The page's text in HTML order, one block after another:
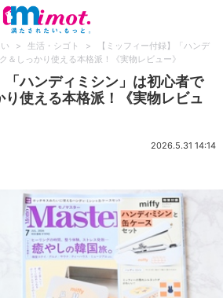
> 生活・シゴト >
【ミッフィー付録】「ハンデ
＆しっかり使える本格派！《実物レビュー》
「ハンディミシン」は初心者で
り使える本格派！《実物レビュ
2026.5.31 14:14